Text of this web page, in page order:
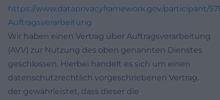
https://www.dataprivacyframework.gov/participant/
Auftragsverarbeitung
Wir haben einen Vertrag über Auftragsverarbeitung
(AVV) zur Nutzung des oben genannten Dienstes
geschlossen. Hierbei handelt es sich um einen
datenschutzrechtlich vorgeschriebenen Vertrag,
der gewährleistet, dass dieser die